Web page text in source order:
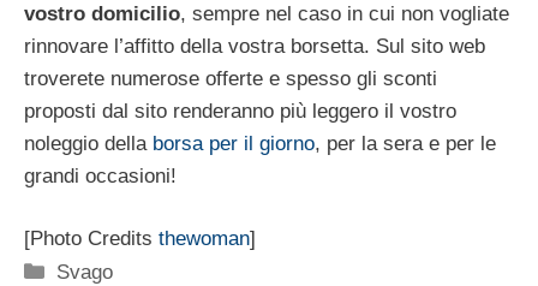
vostro domicilio, sempre nel caso in cui non vogliate
rinnovare l’affitto della vostra borsetta. Sul sito web
troverete numerose offerte e spesso gli sconti
proposti dal sito renderanno più leggero il vostro
noleggio della borsa per il giorno, per la sera e per le
grandi occasioni!
[Photo Credits thewoman]
Categorie
Svago